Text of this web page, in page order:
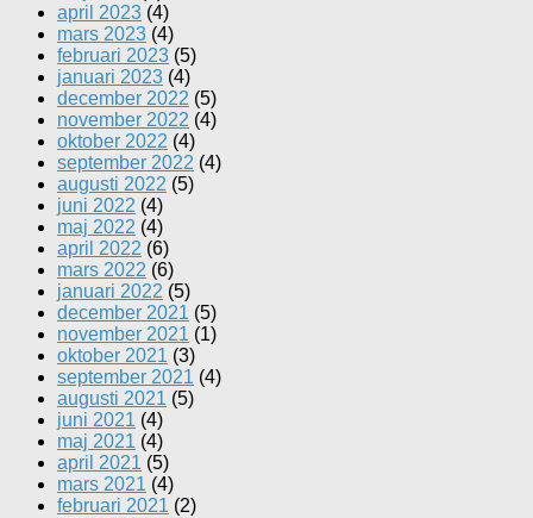
april 2023 (4)
mars 2023 (4)
februari 2023 (5)
januari 2023 (4)
december 2022 (5)
november 2022 (4)
oktober 2022 (4)
september 2022 (4)
augusti 2022 (5)
juni 2022 (4)
maj 2022 (4)
april 2022 (6)
mars 2022 (6)
januari 2022 (5)
december 2021 (5)
november 2021 (1)
oktober 2021 (3)
september 2021 (4)
augusti 2021 (5)
juni 2021 (4)
maj 2021 (4)
april 2021 (5)
mars 2021 (4)
februari 2021 (2)